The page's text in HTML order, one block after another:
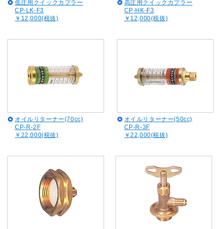
低圧用クイックカプラー
CP-LK-F3
￥12,000(税抜)
高圧用クイックカプラー
CP-HK-F3
￥12,000(税抜)
オイルリターナー(70cc)
CP-R-2F
￥22,000(税抜)
オイルリターナー(50cc)
CP-R-3F
￥22,000(税抜)